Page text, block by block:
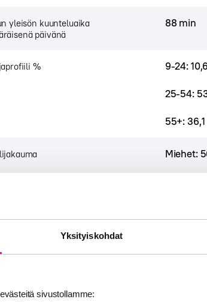
Yksityiskohdat
sivustollamme:
yleisön kuunteluaika
päivänä
88 min
% 9-24: 10,6
25-54:
55+: 36,1
Miehet: